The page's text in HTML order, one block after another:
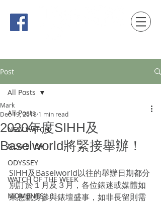
Post
All Posts
NEW WATCH
NEW SHOP
ODYSSEY
WATCH OF THE WEEK
MOMENTS
All Posts
2020年度SIHH及
Baselworld將緊接舉辦！
Mark
Dec 19, 2018 1 min read
SIHH及Baselworld以往的舉辦日期都分
別訂於１月及３月，各位錶迷或媒體如
果想親身參與錶壇盛事，如非長留則需